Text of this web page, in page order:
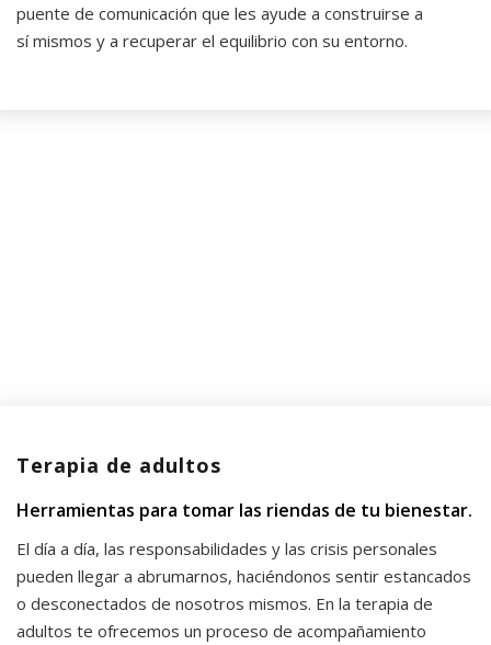
puente de comunicación que les ayude a construirse a
sí mismos y a recuperar el equilibrio con su entorno.
Terapia de adultos
Herramientas para tomar las riendas de tu bienestar.
El día a día, las responsabilidades y las crisis personales
pueden llegar a abrumarnos, haciéndonos sentir estancados
o desconectados de nosotros mismos. En la terapia de
adultos te ofrecemos un proceso de acompañamiento